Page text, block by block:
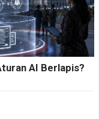
AI Berlapis?